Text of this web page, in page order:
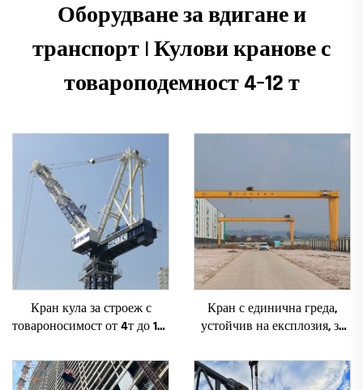
Оборудване за вдигане и
транспорт | Кулови кранове с
товароподемност 4–12 т
Кран кула за строеж с
товароносимост от 4т до 12т
зъбно колело, мотор, лагер,
основни компоненти
Кран с единична греда,
устойчив на експлозия, за
Пътуващ мостов кран
Мини Puente Grua Цена